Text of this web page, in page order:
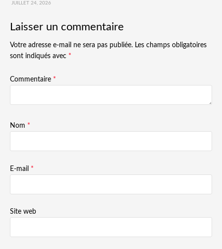
JUILLET 24, 2026
Laisser un commentaire
Votre adresse e-mail ne sera pas publiée. Les champs obligatoires
sont indiqués avec *
Commentaire *
Nom *
E-mail *
Site web